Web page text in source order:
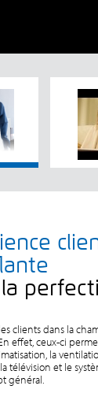
clients dans la
effet, ceux-ci
la
télévision et le
général.